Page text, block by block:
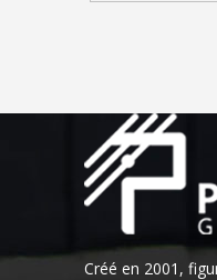
Créé en 2001,